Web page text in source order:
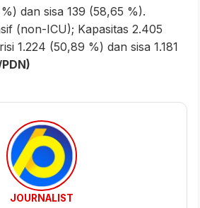
dan sisa 139 (58,65 %).
(non-ICU); Kapasitas 2.405
1.224 (50,89 %) dan sisa 1.181
JOURNALIST